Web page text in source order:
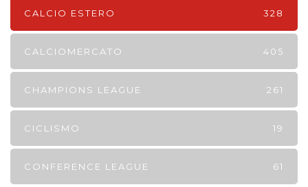
CALCIO ESTERO 328
CALCIOMERCATO 405
CHAMPIONS LEAGUE 261
CICLISMO 19
CONFERENCE LEAGUE 61